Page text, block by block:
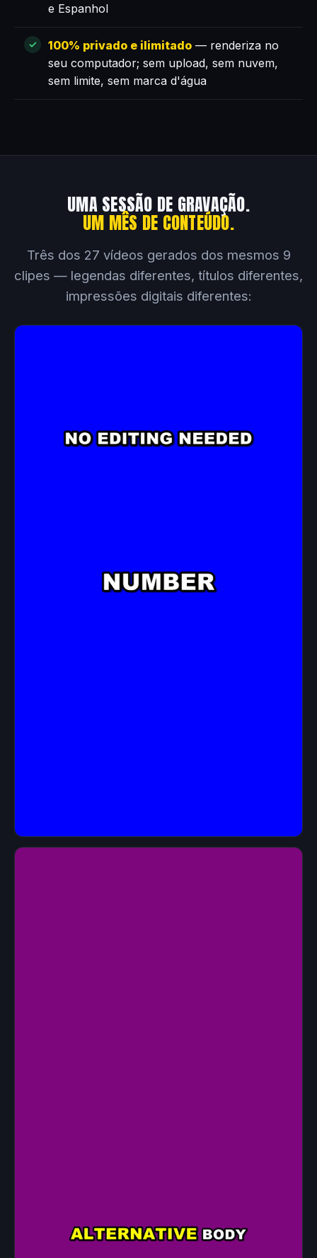
e Espanhol
100% privado e ilimitado — renderiza no
seu computador; sem upload, sem nuvem,
sem limite, sem marca d'água
UMA SESSÃO DE GRAVAÇÃO.
UM MÊS DE CONTEÚDO.
Três dos 27 vídeos gerados dos mesmos 9
clipes — legendas diferentes, títulos diferentes,
impressões digitais diferentes: